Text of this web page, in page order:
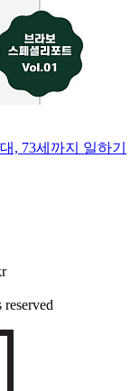
, 73세까지 일하기